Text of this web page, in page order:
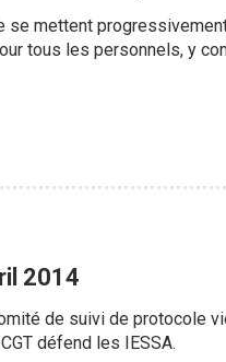
mettent
tous les personnels, y
2014
de suivi de protocole
défend les IESSA.